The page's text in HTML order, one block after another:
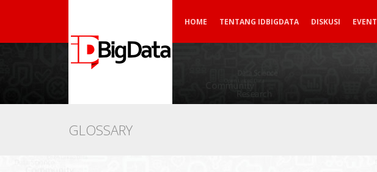
HOME TENTANG IDBIGDATA DISKUSI EVENT
GLOSSARY